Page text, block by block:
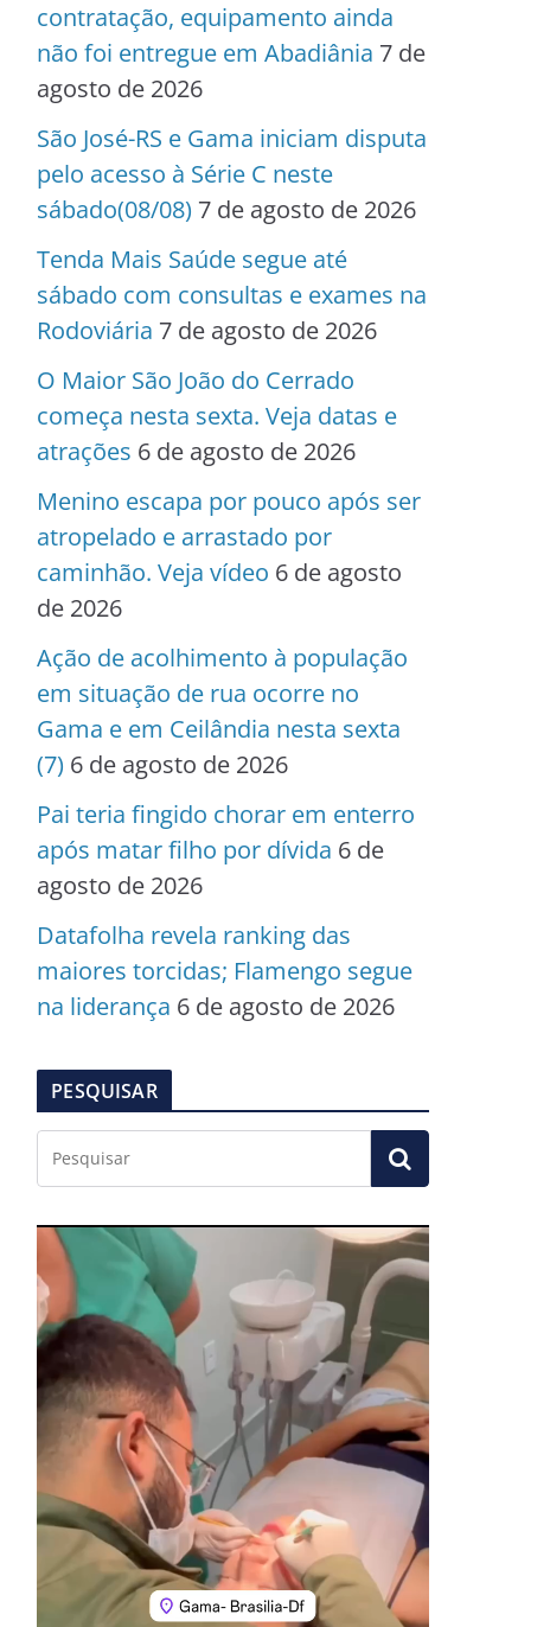
contratação, equipamento ainda
não foi entregue em Abadiânia 7 de
agosto de 2026
São José-RS e Gama iniciam disputa
pelo acesso à Série C neste
sábado(08/08) 7 de agosto de 2026
Tenda Mais Saúde segue até
sábado com consultas e exames na
Rodoviária 7 de agosto de 2026
O Maior São João do Cerrado
começa nesta sexta. Veja datas e
atrações 6 de agosto de 2026
Menino escapa por pouco após ser
atropelado e arrastado por
caminhão. Veja vídeo 6 de agosto
de 2026
Ação de acolhimento à população
em situação de rua ocorre no
Gama e em Ceilândia nesta sexta
(7) 6 de agosto de 2026
Pai teria fingido chorar em enterro
após matar filho por dívida 6 de
agosto de 2026
Datafolha revela ranking das
maiores torcidas; Flamengo segue
na liderança 6 de agosto de 2026
PESQUISAR